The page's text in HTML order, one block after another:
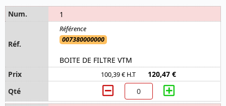
1
007380000000
BOITE DE FILTRE VTM
100,39 € H.T 120,47 €